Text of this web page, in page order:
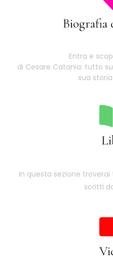
Biografia
Entra e
di Cesare Catania: tutto
sua
In questa sezione
scritti